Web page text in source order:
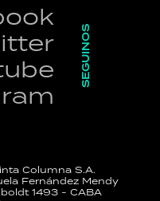
SEGUINOS
Columna S.A.
Fernández Mendy
1493 - CABA